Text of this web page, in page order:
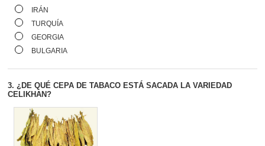
IRÁN
TURQUÍA
GEORGIA
BULGARIA
3. ¿DE QUÉ CEPA DE TABACO ESTÁ SACADA LA VARIEDAD
CELIKHAN?